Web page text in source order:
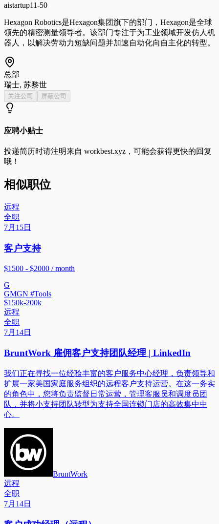
aistartup11-50
Hexagon Robotics是Hexagon集团旗下的部门，Hexagon是全球
领先的精密测量领导者。该部门专注于为工业领域开发仿人机
器人，以解决劳动力短缺问题并加速自动化向自主化的转型。
总部
瑞士, 苏黎世
关注公司 屏蔽公司
应聘小贴士
投递简历时请注明来自 workbest.xyz ，可能会获得更快的回复
哦！
相似职位
远程
全职
7月15日
客户支持
$1500 - $2000 / month
G
GMGN #Tools
$150k-200k
远程
全职
7月14日
BruntWork 雇佣客户支持团队经理 | LinkedIn
我们正在寻找一位经验丰富的客户服务中心经理，负责领导和
扩展一家美国家庭服务组织的远程客户支持运营。在这一务实
的角色中，您将负责监督日常运营，管理客服员和调度员团
队，并将小支持团队转型为支持全国连锁门店的高效集中中
心。
BruntWork
远程
全职
7月14日